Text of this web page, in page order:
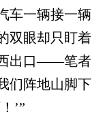
车一辆接一辆
双眼却只盯着
西出口——笔者
们阵地山脚下
’”